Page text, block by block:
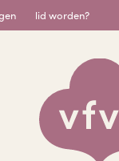
lid worden?